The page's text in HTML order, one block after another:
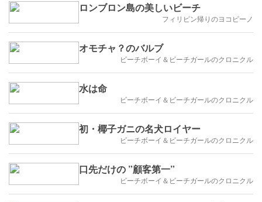
ロンブロン島の美しいビーチ
フィリピン帰りのヨコピーノ
オモチャ？のバルブ
ビーチボーイ＆ビーチガールのクロニクル
水は命
ビーチボーイ＆ビーチガールのクロニクル
初・椰子ガニの名犬ロイヤー
ビーチボーイ＆ビーチガールのクロニクル
口先だけの ”顧客第一”
ビーチボーイ＆ビーチガールのクロニクル